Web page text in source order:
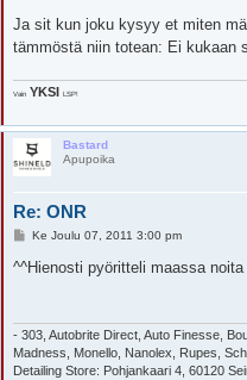
Ja sit kun joku kysyy et miten
tämmöstä niin totean: Ei kukaan
Vain YKSI LSP!
Bastard
Apupoika
Re: ONR
V
e
s
Ke Joulu 07, 2011 3:00 pm
^^Hienosti pyöritteli maassa
- 303, Autobrite Direct, Auto Finesse,
Madness, Monello, Nanolex, Rupes,
Detailing Store: Pohjankaari 4, 60120